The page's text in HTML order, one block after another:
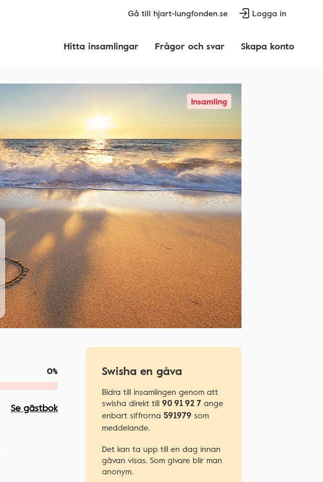
Gå till hjart-lungfonden.se Logga in
Hitta insamlingar Frågor och svar Skapa konto
Insamling
0%
Se gästbok
Swisha en gåva
Bidra till insamlingen genom att
swisha direkt till 90 91 92 7 ange
enbart siffrorna 591979 som
meddelande.
Det kan ta upp till en dag innan
gåvan visas. Som givare blir man
anonym.